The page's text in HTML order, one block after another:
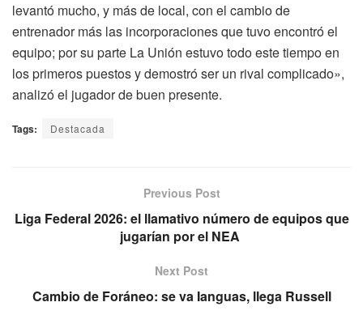
levantó mucho, y más de local, con el cambio de
entrenador más las incorporaciones que tuvo encontró el
equipo; por su parte La Unión estuvo todo este tiempo en
los primeros puestos y demostró ser un rival complicado»,
analizó el jugador de buen presente.
Tags: Destacada
Previous Post
Liga Federal 2026: el llamativo número de equipos que
jugarían por el NEA
Next Post
Cambio de Foráneo: se va Ianguas, llega Russell